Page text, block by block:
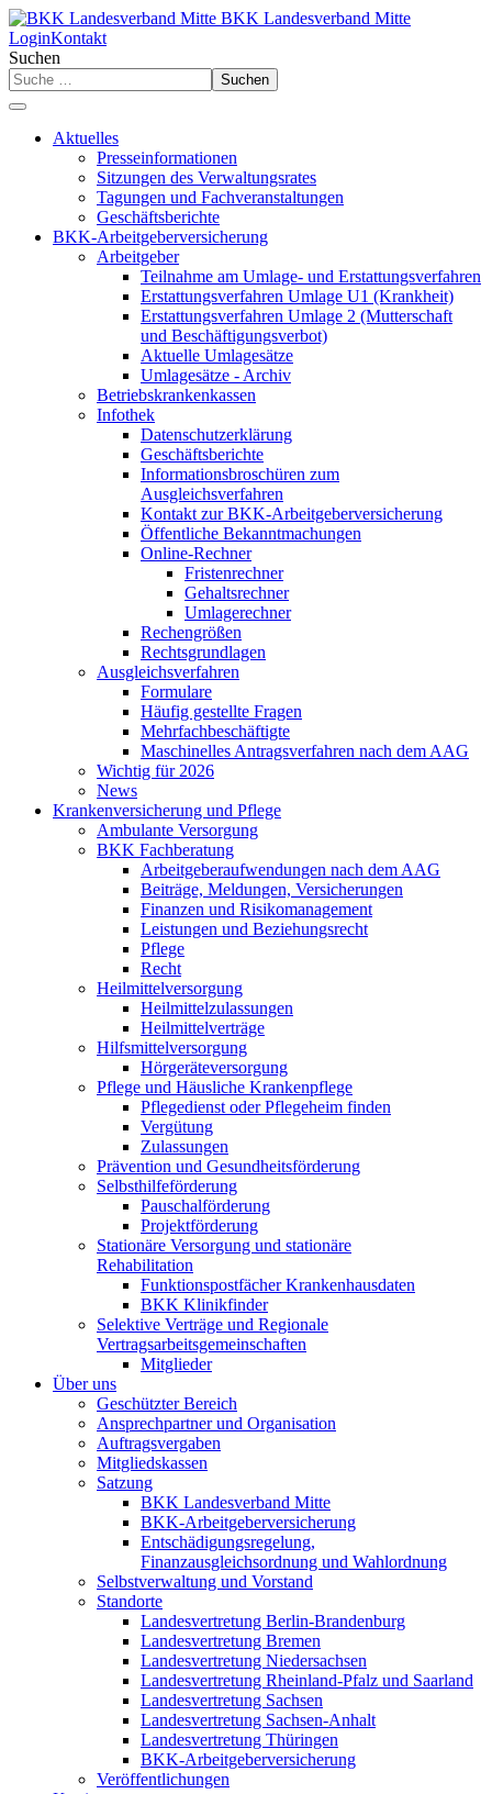
BKK Landesverband Mitte
LoginKontakt
Suchen
Suchen
Aktuelles
Presseinformationen
Sitzungen des Verwaltungsrates
Tagungen und Fachveranstaltungen
Geschäftsberichte
BKK-Arbeitgeberversicherung
Arbeitgeber
Teilnahme am Umlage- und Erstattungsverfahren
Erstattungsverfahren Umlage U1 (Krankheit)
Erstattungsverfahren Umlage 2 (Mutterschaft
und Beschäftigungsverbot)
Aktuelle Umlagesätze
Umlagesätze - Archiv
Betriebskrankenkassen
Infothek
Datenschutzerklärung
Geschäftsberichte
Informationsbroschüren zum
Ausgleichsverfahren
Kontakt zur BKK-Arbeitgeberversicherung
Öffentliche Bekanntmachungen
Online-Rechner
Fristenrechner
Gehaltsrechner
Umlagerechner
Rechengrößen
Rechtsgrundlagen
Ausgleichsverfahren
Formulare
Häufig gestellte Fragen
Mehrfachbeschäftigte
Maschinelles Antragsverfahren nach dem AAG
Wichtig für 2026
News
Krankenversicherung und Pflege
Ambulante Versorgung
BKK Fachberatung
Arbeitgeberaufwendungen nach dem AAG
Beiträge, Meldungen, Versicherungen
Finanzen und Risikomanagement
Leistungen und Beziehungsrecht
Pflege
Recht
Heilmittelversorgung
Heilmittelzulassungen
Heilmittelverträge
Hilfsmittelversorgung
Hörgeräteversorgung
Pflege und Häusliche Krankenpflege
Pflegedienst oder Pflegeheim finden
Vergütung
Zulassungen
Prävention und Gesundheitsförderung
Selbsthilfeförderung
Pauschalförderung
Projektförderung
Stationäre Versorgung und stationäre
Rehabilitation
Funktionspostfächer Krankenhausdaten
BKK Klinikfinder
Selektive Verträge und Regionale
Vertragsarbeitsgemeinschaften
Mitglieder
Über uns
Geschützter Bereich
Ansprechpartner und Organisation
Auftragsvergaben
Mitgliedskassen
Satzung
BKK Landesverband Mitte
BKK-Arbeitgeberversicherung
Entschädigungsregelung,
Finanzausgleichsordnung und Wahlordnung
Selbstverwaltung und Vorstand
Standorte
Landesvertretung Berlin-Brandenburg
Landesvertretung Bremen
Landesvertretung Niedersachsen
Landesvertretung Rheinland-Pfalz und Saarland
Landesvertretung Sachsen
Landesvertretung Sachsen-Anhalt
Landesvertretung Thüringen
BKK-Arbeitgeberversicherung
Veröffentlichungen